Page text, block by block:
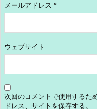
メールアドレス *
ウェブサイト
次回のコメントで使用するた
ドレス、サイトを保存する。